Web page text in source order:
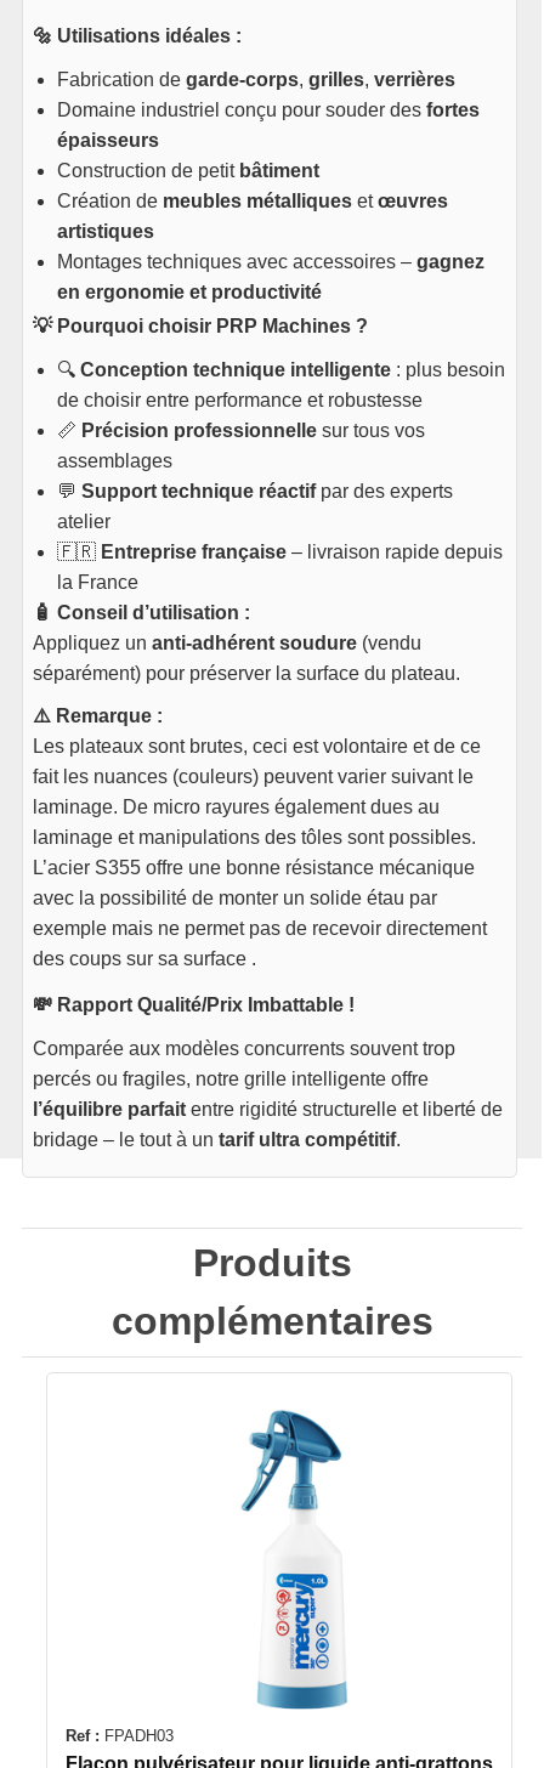
🔩 Utilisations idéales :
Fabrication degarde-corps,grilles,verrières
Domaine industriel conçu pour souder desfortes
épaisseurs
Construction de petit bâtiment
Création de meubles métalliques etœuvres
artistiques
Montages techniques avec accessoires –gagnez
en ergonomie et productivité
💡 Pourquoi choisir PRP Machines ?
🔍Conception technique intelligente : plus besoin
de choisir entre performance et robustesse
📏 Précision professionnelle sur tous vos
assemblages
💬Support technique réactifpar des experts
atelier
🇫🇷 Entreprise française – livraison rapide depuis
la France
🧴 Conseil d’utilisation :
Appliquez unanti-adhérent soudure (vendu
séparément) pour préserver la surface du plateau.
⚠️ Remarque :
Les plateaux sont brutes, ceci est volontaire et de ce
fait les nuances (couleurs) peuvent varier suivant le
laminage. De micro rayures également dues au
laminage et manipulations des tôles sont possibles.
L’acier S355 offre une bonne résistance mécanique
avec la possibilité de monter un solide étau par
exemple mais ne permet pas de recevoir directement
des coups sur sa surface .
💸 Rapport Qualité/Prix Imbattable !
Comparée aux modèles concurrents souvent trop
percés ou fragiles, notre grille intelligente offre
l’équilibre parfait entre rigidité structurelle et liberté de
bridage – le tout à untarif ultra compétitif.
Produits
complémentaires
Ref : FPADH03
Flacon pulvérisateur pour liquide anti-grattons